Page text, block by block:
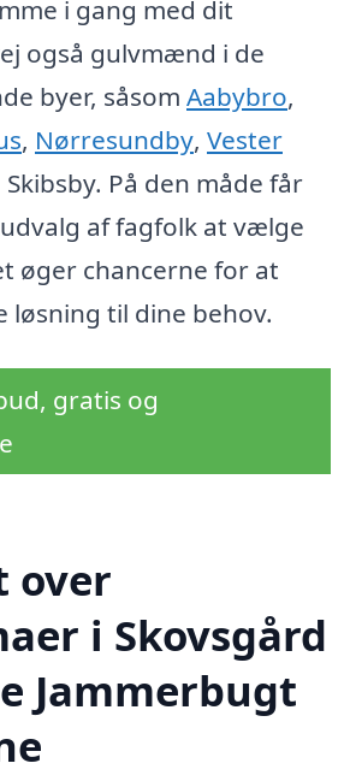
i gang med dit
også gulvmænd i de
byer, såsom Aabybro,
, Nørresundby, Vester
Skibsby. På den måde får
af fagfolk at vælge
øger chancerne for at
løsning til dine behov.
gratis og
over
i Skovsgård
Jammerbugt